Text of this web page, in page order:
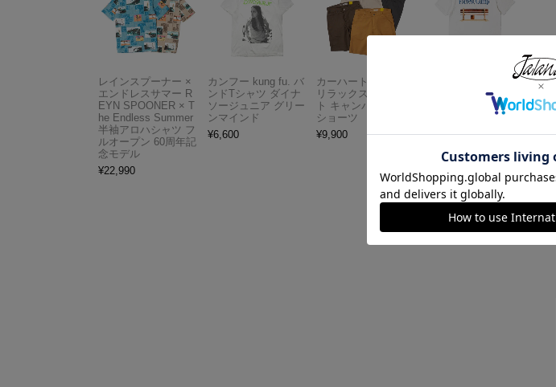
レインスプーナー ×
エンドレスサマー R
EYN SPOONER × T
he Endless Summer
半袖アロハシャツ フ
ルオープン 60周年記
念モデル
¥22,990
カンフー kung fu. バ
ンドTシャツ ダイナ
ソージュニア グリー
ンマインド
¥6,600
カーハート Carhartt
リラックスドフィッ
ト キャンバスワーク
ショーツ
¥9,900
アメリカンクラシッ
クス AMERICAN CL
ASSICS ムービーT
シャツ フォレストガ